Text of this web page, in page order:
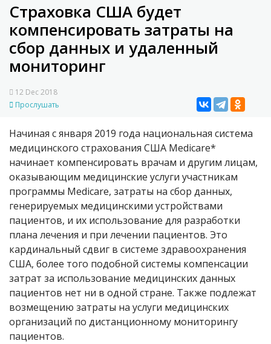
Страховка США будет
компенсировать затраты на
сбор данных и удаленный
мониторинг
12 Dec 2018
Прослушать
Начиная с января 2019 года национальная система
медицинского страхования США Medicare*
начинает компенсировать врачам и другим лицам,
оказывающим медицинские услуги участникам
программы Medicare, затраты на сбор данных,
генерируемых медицинскими устройствами
пациентов, и их использование для разработки
плана лечения и при лечении пациентов. Это
кардинальный сдвиг в системе здравоохранения
США, более того подобной системы компенсации
затрат за использование медицинских данных
пациентов нет ни в одной стране. Также подлежат
возмещению затраты на услуги медицинских
организаций по дистанционному мониторингу
пациентов.